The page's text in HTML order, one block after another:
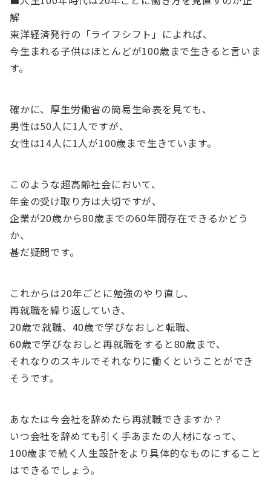
解
東洋経済発行の「ライフシフト」によれば、
今生まれる子供はほとんどが100歳まで生きると言いま
す。
確かに、厚生労働省の簡易生命表を見ても、
男性は50人に1人ですが、
女性は14人に1人が100歳まで生きています。
このような超高齢社会において、
年金の受け取り方は大切ですが、
企業が20歳から80歳までの60年間存在できるかどう
か、
甚だ疑問です。
これからは20年ごとに勉強のやり直し、
再就職を繰り返していき、
20歳で就職、40歳で学びなおしと転職、
60歳で学びなおしと再就職をすると80歳まで、
それなりのスキルでそれなりに働くということができ
そうです。
あなたは今会社を辞めたら再就職できますか？
いつ会社を辞めても引く手あまたの人材になって、
100歳まで続く人生設計をより具体的なものにすること
はできるでしょう。